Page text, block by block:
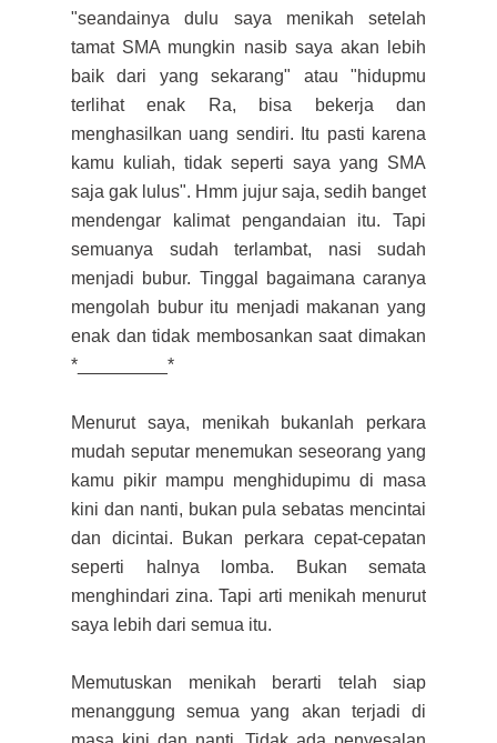
"seandainya dulu saya menikah setelah
tamat SMA mungkin nasib saya akan lebih
baik dari yang sekarang" atau "hidupmu
terlihat enak Ra, bisa bekerja dan
menghasilkan uang sendiri. Itu pasti karena
kamu kuliah, tidak seperti saya yang SMA
saja gak lulus". Hmm jujur saja, sedih banget
mendengar kalimat pengandaian itu. Tapi
semuanya sudah terlambat, nasi sudah
menjadi bubur. Tinggal bagaimana caranya
mengolah bubur itu menjadi makanan yang
enak dan tidak membosankan saat dimakan
*_________*
Menurut saya, menikah bukanlah perkara
mudah seputar menemukan seseorang yang
kamu pikir mampu menghidupimu di masa
kini dan nanti, bukan pula sebatas mencintai
dan dicintai.
Bukan perkara cepat-cepatan
seperti halnya lomba. Bukan semata
menghindari zina. Tapi arti menikah menurut
saya ebih dari semua itu.
Memutuskan menikah berarti telah siap
menanggung semua yang akan terjadi di